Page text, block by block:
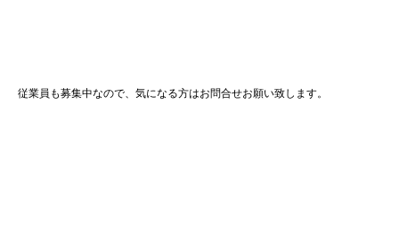
従業員も募集中なので、気になる方はお問合せお願い致します。